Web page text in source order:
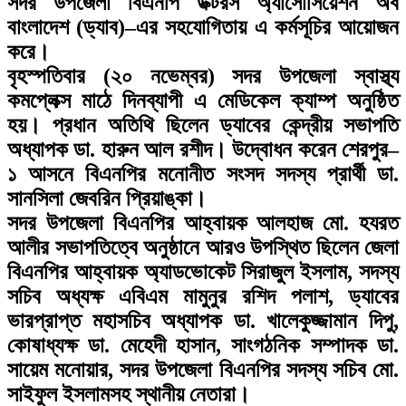
বাংলাদেশ (ড্যাব)–এর সহযোগিতায় এ কর্মসূচির আয়োজন
করে।
বৃহস্পতিবার (২০ নভেম্বর) সদর উপজেলা স্বাস্থ্য
কমপ্লেক্স মাঠে দিনব্যাপী এ মেডিকেল ক্যাম্প অনুষ্ঠিত
হয়। প্রধান অতিথি ছিলেন ড্যাবের কেন্দ্রীয় সভাপতি
অধ্যাপক ডা. হারুন আল রশীদ। উদ্বোধন করেন শেরপুর–
১ আসনে বিএনপির মনোনীত সংসদ সদস্য প্রার্থী ডা.
সানসিলা জেবরিন প্রিয়াঙ্কা।
সদর উপজেলা বিএনপির আহ্বায়ক আলহাজ মো. হযরত
আলীর সভাপতিত্বে অনুষ্ঠানে আরও উপস্থিত ছিলেন জেলা
বিএনপির আহ্বায়ক অ্যাডভোকেট সিরাজুল ইসলাম, সদস্য
সচিব অধ্যক্ষ এবিএম মামুনুর রশিদ পলাশ, ড্যাবের
ভারপ্রাপ্ত মহাসচিব অধ্যাপক ডা. খালেকুজ্জামান দিপু,
কোষাধ্যক্ষ ডা. মেহেদী হাসান, সাংগঠনিক সম্পাদক ডা.
সায়েম মনোয়ার, সদর উপজেলা বিএনপির সদস্য সচিব মো.
সাইফুল ইসলামসহ স্থানীয় নেতারা।